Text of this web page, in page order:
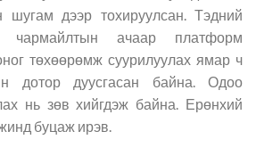
шугам дээр тохируулсан. Тэдний
чармайлтын ачаар платформ
төхөөрөмж суурилуулах ямар ч
дотор дуусгасан байна. Одоо
нь зөв хийгдэж байна. Ерөнхий
буцаж ирэв.